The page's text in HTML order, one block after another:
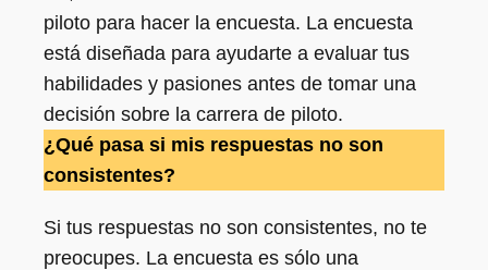
piloto para hacer la encuesta. La encuesta
está diseñada para ayudarte a evaluar tus
habilidades y pasiones antes de tomar una
decisión sobre la carrera de piloto.
¿Qué pasa si mis respuestas no son
consistentes?
Si tus respuestas no son consistentes, no te
preocupes. La encuesta es sólo una